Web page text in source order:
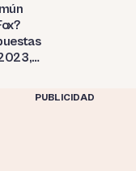
en
PUBLICIDAD